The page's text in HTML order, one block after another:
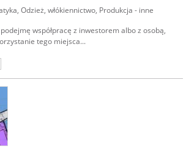
, Odzież, włókiennictwo, Produkcja - inne
współpracę z inwestorem albo z osobą,
tego miejsca...